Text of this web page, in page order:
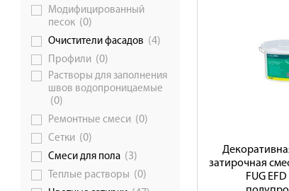
Модифицированный
песок (0)
Очистители фасадов (4)
Профили (0)
Растворы для заполнения
швов водопроницаемые
(0)
Ремонтные смеси (0)
Сетки (0)
Смеси для пола (3)
Теплые растворы (0)
затирочная
FUG